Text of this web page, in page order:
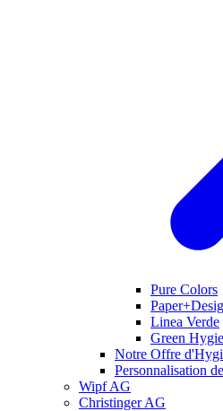
Pure Colors
Linea Verde
Green
Notre Offre
Personnalisation
Wipf AG
Christinger AG